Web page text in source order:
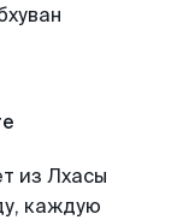
из Лхасы
каждую